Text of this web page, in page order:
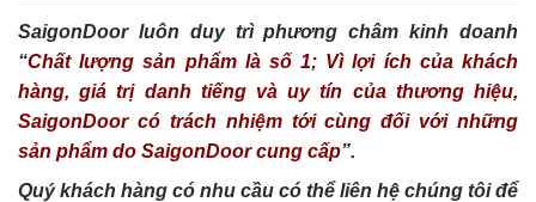
SaigonDoor luôn duy trì phương châm kinh doanh
“Chất lượng sản phẩm là số 1; Vì lợi ích của khách
hàng, giá trị danh tiếng và uy tín của thương hiệu,
SaigonDoor có trách nhiệm tới cùng đối với những
sản phẩm do SaigonDoor cung cấp”.
Quý khách hàng có nhu cầu có thể liên hệ chúng tôi để